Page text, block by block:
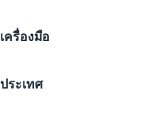
VPN ฟรี
ส่วนลดนักเรียน
บล็อก
นโยบายความเป็นส่วนตัว
การตั้งค่าคุกกี้
ความเป็นส่วนตัวทางอินเทอร์เน็ต
IP ไม่ระบุตัวตน
เครื่องมือ
ซ่อน IP ของคุณ
ประเทศ